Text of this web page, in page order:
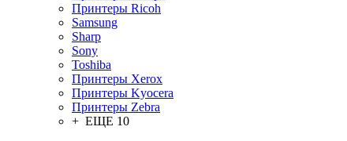
Принтеры Ricoh
Samsung
Sharp
Sony
Toshiba
Принтеры Xerox
Принтеры Kyocera
Принтеры Zebra
+ ЕЩЕ 10